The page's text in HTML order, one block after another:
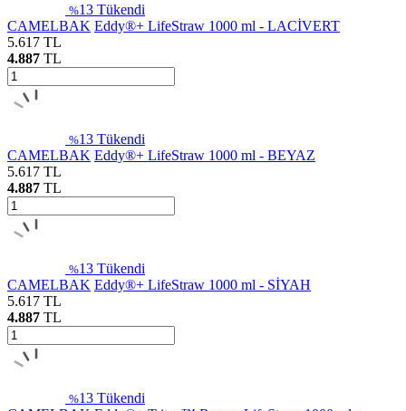
%13 Tükendi
CAMELBAK Eddy®+ LifeStraw 1000 ml - LACİVERT
5.617 TL
4.887 TL
%13 Tükendi
CAMELBAK Eddy®+ LifeStraw 1000 ml - BEYAZ
5.617 TL
4.887 TL
%13 Tükendi
CAMELBAK Eddy®+ LifeStraw 1000 ml - SİYAH
5.617 TL
4.887 TL
%13 Tükendi